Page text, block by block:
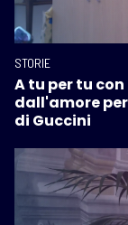
STORIE
A tu per tu
dall'amore
di Guccini